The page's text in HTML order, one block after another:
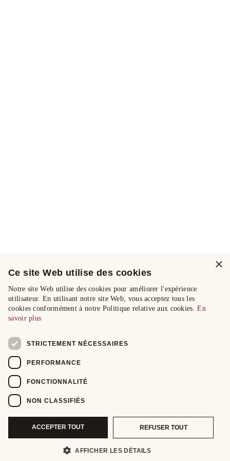
×
Ce site Web utilise des cookies
Notre site Web utilise des cookies pour améliorer l'expérience
utilisateur. En utilisant notre site Web, vous acceptez tous les
cookies conformément à notre Politique relative aux cookies.En
savoir plus
STRICTEMENT NÉCESSAIRES
PERFORMANCE
FONCTIONNALITÉ
NON CLASSIFIÉS
ACCEPTER TOUT REFUSER TOUT
AFFICHER LES DÉTAILS